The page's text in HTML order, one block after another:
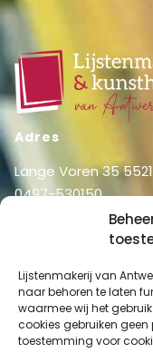
Lijstenmakerij van
naar behoren te laten
waarmee wij het
cookies gebruiken geen
toestemming voor
Adres
Lange Voren 35
0497-530150
info@lijstenmakerij
Home
Over ons
Diensten